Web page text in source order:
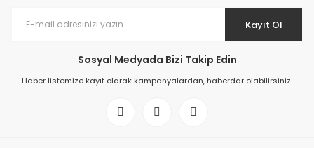
Kayıt Ol
Sosyal Medyada Bizi Takip Edin
Haber listemize kayıt olarak kampanyalardan, haberdar olabilirsiniz.